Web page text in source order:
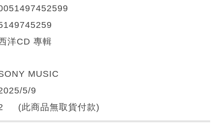
洋CD 專輯
MUSIC
5/9
(此商品無取貨付款)